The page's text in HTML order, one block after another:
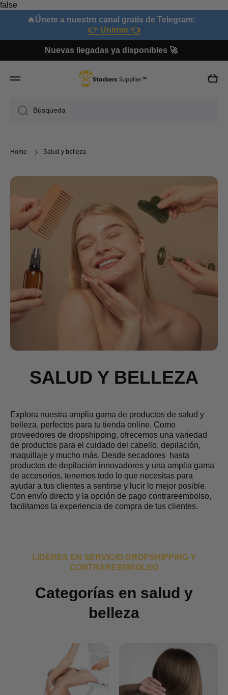
false
Ir directamente al contenido
🔥Únete a nuestro canal gratis de Telegram:
👉 Unirme 👈
Nuevas llegadas ya disponibles 🚀
Búsqueda
Home Salud y belleza
SALUD Y BELLEZA
Explora nuestra amplia gama de productos de salud y
belleza, perfectos para tu tienda online. Como
proveedores de dropshipping, ofrecemos una variedad
de productos para el cuidado del cabello, depilación,
maquillaje y mucho más. Desde secadores hasta
productos de depilación innovadores y una amplia gama
de accesorios, tenemos todo lo que necesitas para
ayudar a tus clientes a sentirse y lucir lo mejor posible.
Con envío directo y la opción de pago contrareembolso,
facilitamos la experiencia de compra de tus clientes.
LIDERES EN SERVICIO DROPSHIPPING Y
CONTRAREEMBOLSO
Categorías en salud y
belleza